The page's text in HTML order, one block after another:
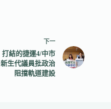
下一
打結的捷運4/中市
新生代議員批政治
阻擋軌道建設